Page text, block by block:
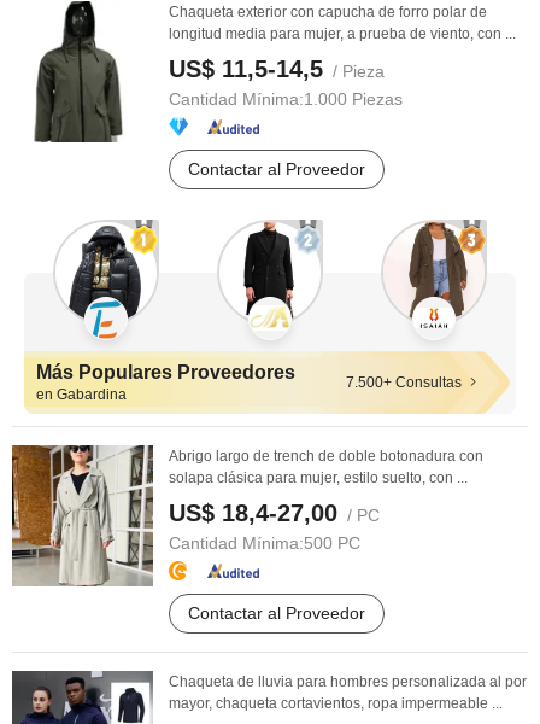
Chaqueta exterior con capucha de forro polar de
longitud media para mujer, a prueba de viento, con ...
US$ 11,5-14,5 / Pieza
Cantidad Mínima:1.000 Piezas
Contactar al Proveedor
Más Populares Proveedores
en Gabardina
7.500+ Consultas
Abrigo largo de trench de doble botonadura con
solapa clásica para mujer, estilo suelto, con ...
US$ 18,4-27,00 / PC
Cantidad Mínima:500 PC
Contactar al Proveedor
Chaqueta de lluvia para hombres personalizada al por
mayor, chaqueta cortavientos, ropa impermeable ...